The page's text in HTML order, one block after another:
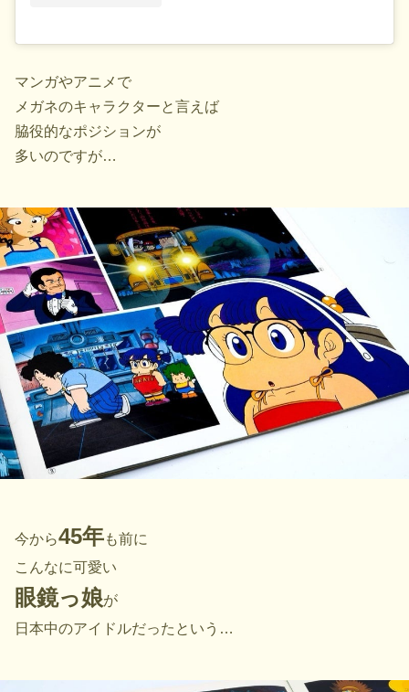
マンガやアニメで
メガネのキャラクターと言えば
脇役的なポジションが
多いのですが…
今から45年も前に
こんなに可愛い
眼鏡っ娘が
日本中のアイドルだったという…